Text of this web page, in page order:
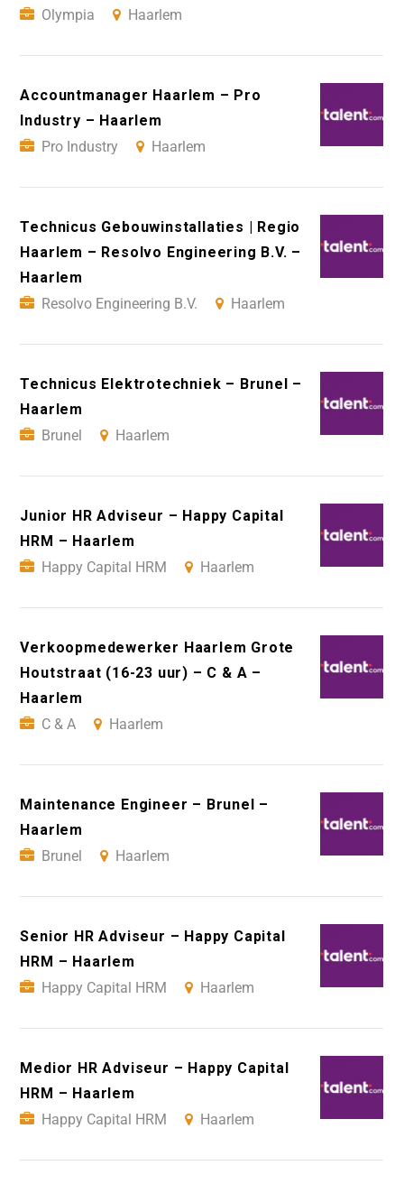
Olympia
Haarlem
Accountmanager Haarlem – Pro
Industry – Haarlem
Pro Industry
Haarlem
Technicus Gebouwinstallaties | Regio
Haarlem – Resolvo Engineering B.V. –
Haarlem
Resolvo Engineering B.V.
Haarlem
Technicus Elektrotechniek – Brunel –
Haarlem
Brunel
Haarlem
Junior HR Adviseur – Happy Capital
HRM – Haarlem
Happy Capital HRM
Haarlem
Verkoopmedewerker Haarlem Grote
Houtstraat (16-23 uur) – C & A –
Haarlem
C & A
Haarlem
Maintenance Engineer – Brunel –
Haarlem
Brunel
Haarlem
Senior HR Adviseur – Happy Capital
HRM – Haarlem
Happy Capital HRM
Haarlem
Medior HR Adviseur – Happy Capital
HRM – Haarlem
Happy Capital HRM
Haarlem